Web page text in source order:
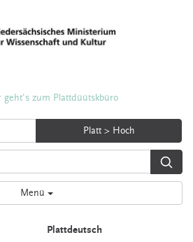
geht's zum Plattdüütskbüro
Platt > Hoch
Menü
Plattdeutsch